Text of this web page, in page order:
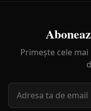
Primește cele